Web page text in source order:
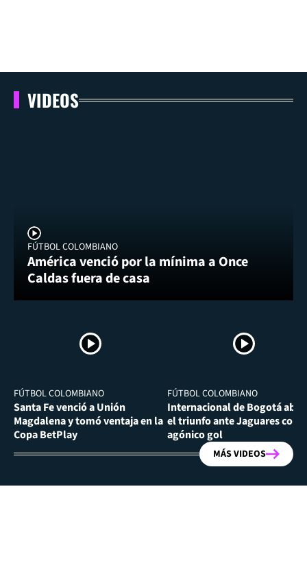
VIDEOS
FÚTBOL COLOMBIANO
América venció por la mínima a Once
Caldas fuera de casa
FÚTBOL COLOMBIANO
Santa Fe venció a Unión
Magdalena y tomó ventaja en la
Copa BetPlay
FÚTBOL COLOMBIANO
Internacional de Bogotá
el triunfo ante Jaguares con
agónico gol
MÁS VIDEOS